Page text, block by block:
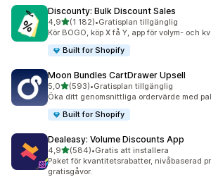
Discounty: Bulk Discount Sales
4,9av 5 stjärnor
(1 182)
1182 recensioner totalt
•Gratisplan tillgänglig
Kör BOGO, köp X få Y, app för volym- och
Built for Shopify
Moon Bundles CartDrawer Upsell
5,0av 5 stjärnor
(593)
593 recensioner totalt
•Gratisplan tillgänglig
Öka ditt genomsnittliga ordervärde med
Built for Shopify
Dealeasy: Volume Discounts App
4,9av 5 stjärnor
(584)
584 recensioner totalt
•Gratis att installera
Paket för kvantitetsrabatter, nivåbaserad
gratisgåvor.